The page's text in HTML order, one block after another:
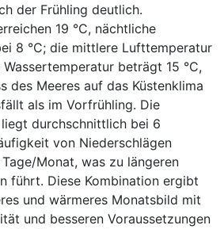
der Frühling deutlich.
19 °C, nächtliche
8 °C; die mittlere Lufttemperatur
beträgt 15 °C,
des Meeres auf das Küstenklima
als im Vorfrühling. Die
liegt durchschnittlich bei 6
von Niederschlägen
Monat, was zu längeren
führt. Diese Kombination ergibt
und wärmeres Monatsbild mit
und besseren Voraussetzungen